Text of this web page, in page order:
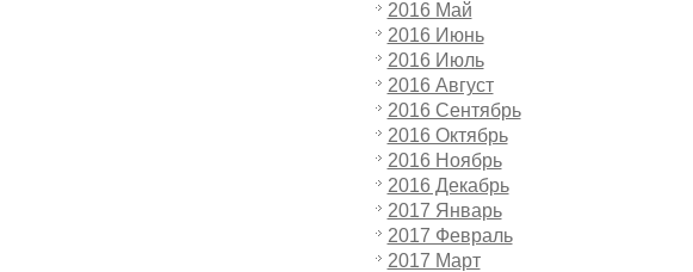
2016 Май
2016 Июнь
2016 Июль
2016 Август
2016 Сентябрь
2016 Октябрь
2016 Ноябрь
2016 Декабрь
2017 Январь
2017 Февраль
2017 Март